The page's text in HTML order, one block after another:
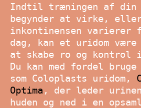
Indtil træningen af din
begynder at virke,
inkontinensen
dag, kan et uridom
at skabe ro og kontrol i
Du kan med fordel
som Coloplasts uridom,
Optima , der leder
huden og ned i en